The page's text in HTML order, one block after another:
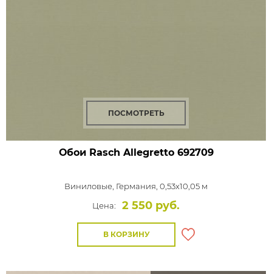
ПОСМОТРЕТЬ
Обои Rasch Allegretto692709
Виниловые, Германия, 0,53x10,05 м
Цена:
2 550 руб.
В КОРЗИНУ